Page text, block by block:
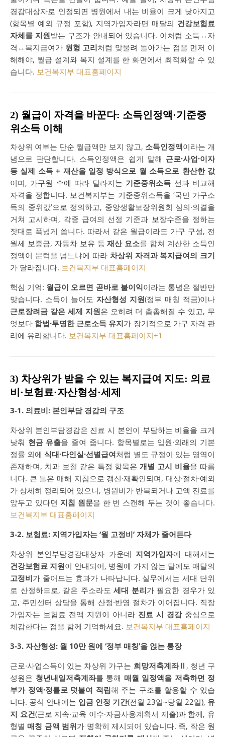
경감대상자로 인정되면 병원에서 내는 비율이 크게 낮아지고
(항목별 예외 규정 포함), 지역가입자라면 매달의 건강보험료
자체를 지원받는 구조가 안내되어 있습니다. 이처럼 소득↔자
격↔복지급여가 원형 고리처럼 맞물려 돌아가는 점을 먼저 이
해해야, 월급 설계와 복지 설계를 한 화면에서 최적화할 수 있
습니다. 보건복지부 대표홈페이지
2) 월급이 자격을 바꾼다: 소득인정액·기준중
위소득 이해
차상위 여부는 단순 월급액만 보지 않고, 소득인정액이라는 개
념으로 판단합니다. 소득인정액은 쉽게 말해 근로·사업·이자
등 실제 소득 + 재산을 일정 방식으로 월 소득으로 환산한 값
이며, 가구원 수에 따라 달라지는 기준중위소득 선과 비교해
자격을 정합니다. 보건복지부는 기준중위소득을 ‘국민 가구소
득의 중위값’으로 정의하고, 중앙생활보장위원회 심의·의결을
거쳐 고시하며, 각종 급여의 선정 기준과 보장수준을 정하는
잣대로 폭넓게 씁니다. 따라서 같은 월급이라도 가구 구성, 전
월세 보증금, 자동차 보유 등재산 요소를 합쳐 계산한 소득인
정액이 문턱을 넘느냐에 따라 차상위 자격과 복지급여의 크기
가 달라집니다. 보건복지부 대표홈페이지
핵심 기억: 월급이 오르면 곧바로 불이익이라는 통념은 절반만
맞습니다. 소득이 늘어도 자산형성 지원(정부 매칭 적금)이나
근로장려금 같은 세제 지원은 오히려 더 촘촘해질 수 있고, 무
엇보다 합법·투명한 근로소득 유지가 장기적으로 가구 자격 관
리에 유리합니다. 보건복지부 대표홈페이지+1
3) 차상위가 받을 수 있는 복지급여 지도: 의료
비·보험료·자산형성·세제
3-1. 의료비: 본인부담 경감의 구조
차상위 본인부담경감은 진료 시 본인이 부담하는 비율을 크게
낮춰 현금 유출을 줄여 줍니다. 항목별로는 입원·외래의 기본
정률 외에 식대·다인실·선별급여처럼 별도 규정이 있는 영역이
존재하며, 치과 보철 같은 특정 항목은개별 고시 비율을 따릅
니다. 큰 틀은 매해 지침으로 갱신·재확인되며, 대상·절차·예외
가 상세히 정리되어 있으니, 병원비가 반복되거나 고액 진료를
앞두고 있다면 지침 원문을 한 번 스캔해 두는 것이 좋습니다.
보건복지부 대표홈페이지
3-2. 보험료: 지역가입자는 ‘월 고정비’ 자체가 줄어든다
차상위 본인부담경감대상자 가운데 지역가입자에 대해서는
건강보험료 지원이 안내되어, 병원에 가지 않는 달에도 매달의
고정비가 줄어드는 효과가 나타납니다. 실무에서는 세대 단위
로 산정하므로, 같은 주소라도 세대 분리가 필요한 경우가 있
고, 주민센터 상담을 통해 산정·반영 절차가 이어집니다. 직장
가입자는 보험료 전액 지원이 아니라 진료 시 경감중심으로
체감한다는 점을 함께 기억하세요. 보건복지부 대표홈페이지
3-3. 자산형성: 월 10만 원에 ‘정부 매칭’을 얹는 통장
근로·사업소득이 있는 차상위 가구는 희망저축계좌Ⅱ , 청년 구
성원은 청년내일저축계좌를 통해 매월 일정액을 저축하면 정
부가 정액·정률로 덧붙여 적립해 주는 구조를 활용할 수 있습
니다. 공식 안내에는 입금 인정 기간(전월 23일~당월 22일), 유
지 요건(근로 지속·교육 이수·자금사용계획서 제출)과 함께, 유
형별 매칭 금액 범위가 명확히 제시되어 있습니다. 즉, 작은 원